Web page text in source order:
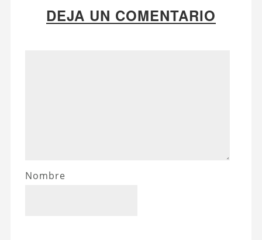
DEJA UN COMENTARIO
Nombre